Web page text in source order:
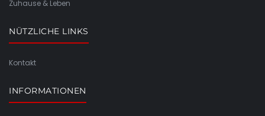
Zuhause & Leben
NÜTZLICHE LINKS
Kontakt
INFORMATIONEN